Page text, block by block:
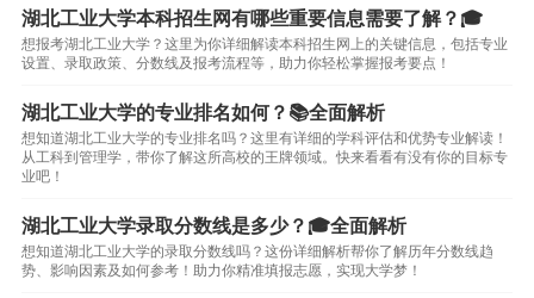
湖北工业大学本科招生网有哪些重要信息需要了解？🎓
想报考湖北工业大学？这里为你详细解读本科招生网上的关键信息，包括专业
设置、录取政策、分数线及报考流程等，助力你轻松掌握报考要点！
湖北工业大学的专业排名如何？📚全面解析
想知道湖北工业大学的专业排名吗？这里有详细的学科评估和优势专业解读！
从工科到管理学，带你了解这所高校的王牌领域。快来看看有没有你的目标专
业吧！
湖北工业大学录取分数线是多少？🎓全面解析
想知道湖北工业大学的录取分数线吗？这份详细解析帮你了解历年分数线趋
势、影响因素及如何参考！助力你精准填报志愿，实现大学梦！